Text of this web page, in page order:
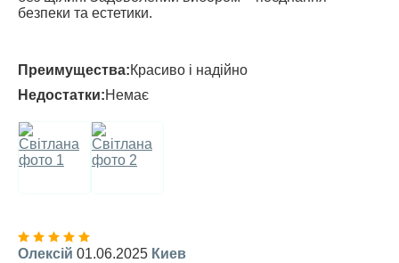
безпеки та естетики.
Преимущества:Красиво і надійно
Недостатки:Немає
Олексій 01.06.2025 Киев